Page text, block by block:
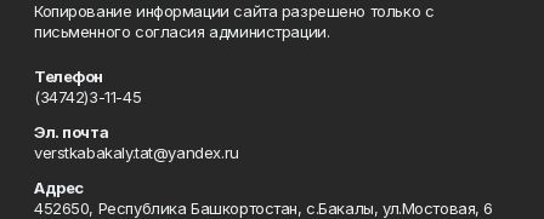
Копирование информации сайта разрешено только с
письменного согласия администрации.
Телефон
(34742)3-11-45
Эл. почта
verstkabakaly.tat@yandex.ru
Адрес
452650, Республика Башкортостан, с.Бакалы, ул.Мостовая, 6